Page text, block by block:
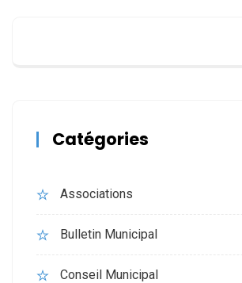
Catégories
Associations
Bulletin Municipal
Conseil Municipal